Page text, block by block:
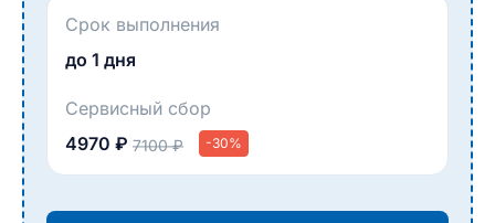
Срок выполнения
до 1 дня
Сервисный сбор
4970 ₽ 7100 ₽ -30%